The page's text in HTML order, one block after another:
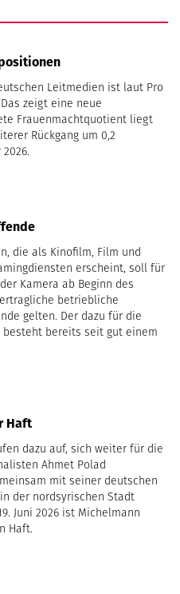
Leitmedien ist laut Pro
zeigt eine neue
Frauenmachtquotient liegt
Rückgang um 0,2
die als Kinofilm, Film und
erscheint, soll für
Kamera ab Beginn des
betriebliche
gelten. Der dazu für die
bereits seit gut einem
Haft
dazu auf, sich weiter für die
Ahmet Polad
mit seiner deutschen
der nordsyrischen Stadt
Juni 2026 ist Michelmann
Haft.